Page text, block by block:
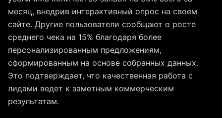
месяц, внедрив интерактивный опрос на своем
сайте. Другие пользователи сообщают о росте
среднего чека на 15% благодаря более
персонализированным предложениям,
сформированным на основе собранных данных.
Это подтверждает, что качественная работа с
лидами ведет к заметным коммерческим
результатам.